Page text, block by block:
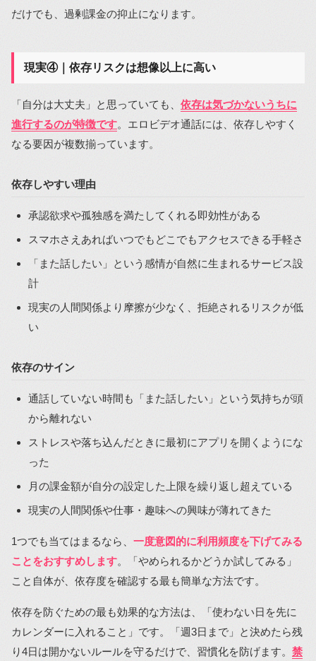
だけでも、過剰課金の抑止になります。
現実④｜依存リスクは想像以上に高い
「自分は大丈夫」と思っていても、 依存は気づかないうちに
進行するのが特徴です。エロビデオ通話には、依存しやすく
なる要因が複数揃っています。
依存しやすい理由
承認欲求や孤独感を満たしてくれる即効性がある
スマホさえあればいつでもどこでもアクセスできる手軽さ
「また話したい」という感情が自然に生まれるサービス設
計
現実の人間関係より摩擦が少なく、拒絶されるリスクが低
い
依存のサイン
通話していない時間も「また話したい」という気持ちが頭
から離れない
ストレスや落ち込んだときに最初にアプリを開くようにな
った
月の課金額が自分の設定した上限を繰り返し超えている
現実の人間関係や仕事・趣味への興味が薄れてきた
1つでも当てはまるなら、 一度意図的に利用頻度を下げてみる
ことをおすすめします。「やめられるかどうか試してみる」
こと自体が、依存度を確認する最も簡単な方法です。
依存を防ぐための最も効果的な方法は、「使わない日を先に
カレンダーに入れること」です。「週3日まで」と決めたら残
り4日は開かないルールを守るだけで、習慣化を防げます。 禁